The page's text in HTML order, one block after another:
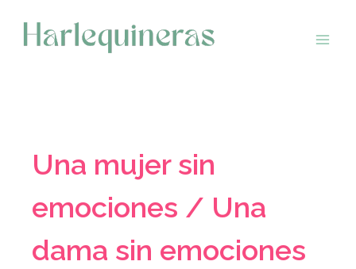
contenido
Una mujer sin
emociones / Una
dama sin emociones